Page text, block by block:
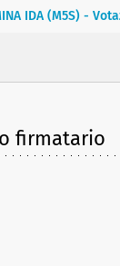
IDA (M5S) -
firmatario